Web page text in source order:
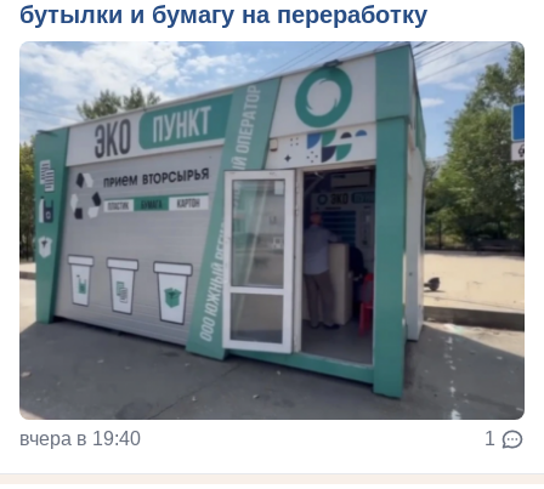
бутылки и бумагу на переработку
вчера в 19:40 1